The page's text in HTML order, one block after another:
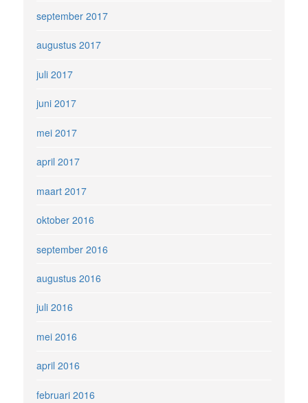
september 2017
augustus 2017
juli 2017
juni 2017
mei 2017
april 2017
maart 2017
oktober 2016
september 2016
augustus 2016
juli 2016
mei 2016
april 2016
februari 2016